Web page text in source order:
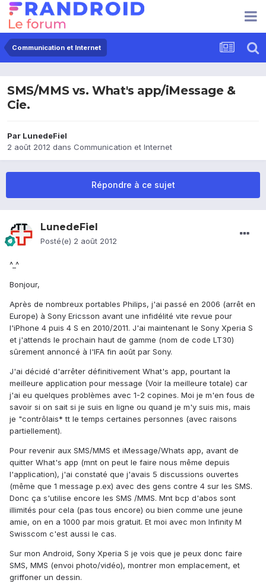
Communication et Internet
SMS/MMS vs. What's app/iMessage &
Cie.
Par LunedeFiel
2 août 2012 dans Communication et Internet
Répondre à ce sujet
LunedeFiel
Posté(e) 2 août 2012
^_^
Bonjour,
Après de nombreux portables Philips, j'ai passé en 2006 (arrêt en
Europe) à Sony Ericsson avant une infidélité vite revue pour
l'iPhone 4 puis 4 S en 2010/2011. J'ai maintenant le Sony Xperia S
et j'attends le prochain haut de gamme (nom de code LT30)
sûrement annoncé à l'IFA fin août par Sony.
J'ai décidé d'arrêter définitivement What's app, pourtant la
meilleure application pour message (Voir la meilleure totale) car
j'ai eu quelques problèmes avec 1-2 copines. Moi je m'en fous de
savoir si on sait si je suis en ligne ou quand je m'y suis mis, mais
je "contrôlais* tt le temps certaines personnes (avec raisons
partiellement).
Pour revenir aux SMS/MMS et iMessage/Whats app, avant de
quitter What's app (mnt on peut le faire nous même depuis
l'application), j'ai constaté que j'avais 5 discussions ouvertes
(même que 1 message p.ex) avec des gens contre 4 sur les SMS.
Donc ça s'utilise encore les SMS /MMS. Mnt bcp d'abos sont
illimités pour cela (pas tous encore) ou bien comme une jeune
amie, on en a 1000 par mois gratuit. Et moi avec mon Infinity M
Swisscom c'est aussi le cas.
Sur mon Android, Sony Xperia S je vois que je peux donc faire
SMS, MMS (envoi photo/vidéo), montrer mon emplacement, et
griffoner un dessin.